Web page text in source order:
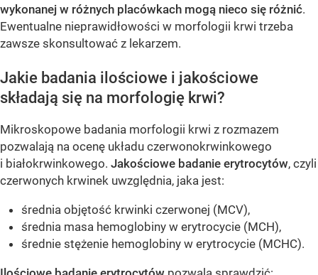
wykonanej w różnych placówkach mogą nieco się różnić.
Ewentualne nieprawidłowości w morfologii krwi trzeba
zawsze skonsultować z lekarzem.
Jakie badania ilościowe i jakościowe
składają się na morfologię krwi?
Mikroskopowe badania morfologii krwi z rozmazem
pozwalają na ocenę układu czerwonokrwinkowego
i białokrwinkowego. Jakościowe badanie erytrocytów, czyli
czerwonych krwinek uwzględnia, jaka jest:
średnia objętość krwinki czerwonej (MCV),
średnia masa hemoglobiny w erytrocycie (MCH),
średnie stężenie hemoglobiny w erytrocycie (MCHC).